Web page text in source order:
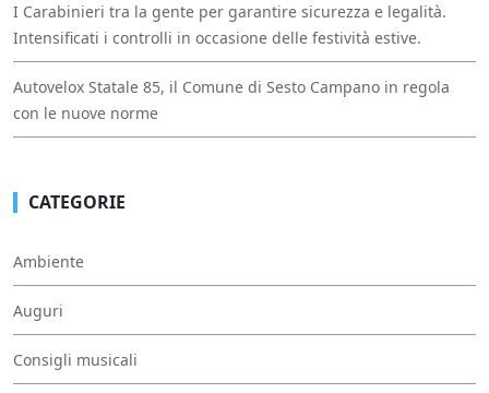
I Carabinieri tra la gente per garantire sicurezza e legalità.
Intensificati i controlli in occasione delle festività estive.
Autovelox Statale 85, il Comune di Sesto Campano in regola
con le nuove norme
CATEGORIE
Ambiente
Auguri
Consigli musicali